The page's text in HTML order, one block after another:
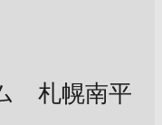
札幌南平